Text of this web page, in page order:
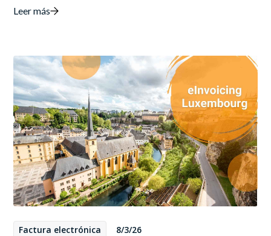
Leer más
Factura electrónica 8/3/26